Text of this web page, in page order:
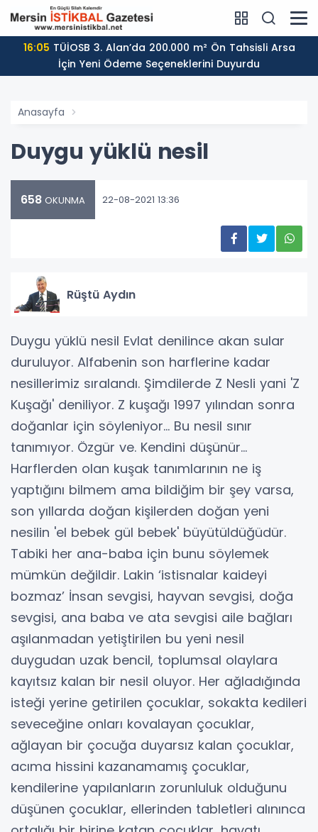
16:05
İçin Yeni Ödeme Seçeneklerini Duyurdu
Anasayfa
Duygu yüklü nesil
658 OKUNMA 22-08-2021 13:36
Rüştü Aydın
Duygu yüklü nesil Evlat denilince akan sular
duruluyor. Alfabenin son harflerine kadar
nesillerimiz sıralandı. Şimdilerde Z Nesli yani 'Z
Kuşağı' deniliyor. Z kuşağı 1997 yılından sonra
doğanlar için söyleniyor… Bu nesil sınır
tanımıyor. Özgür ve. Kendini düşünür…
Harflerden olan kuşak tanımlarının ne iş
yaptığını bilmem ama bildiğim bir şey varsa,
son yıllarda doğan kişilerden doğan yeni
nesilin 'el bebek gül bebek' büyütüldüğüdür.
Tabiki her ana-baba için bunu söylemek
mümkün değildir. Lakin ‘istisnalar kaideyi
bozmaz’ İnsan sevgisi, hayvan sevgisi, doğa
sevgisi, ana baba ve ata sevgisi aile bağları
aşılanmadan yetiştirilen bu yeni nesil
duygudan uzak bencil, toplumsal olaylara
kayıtsız kalan bir nesil oluyor. Her ağladığında
isteği yerine getirilen çocuklar, sokakta kedileri
seveceğine onları kovalayan çocuklar,
ağlayan bir çocuğa duyarsız kalan çocuklar,
acıma hissini kazanamamış çocuklar,
kendilerine yapılanların zorunluluk olduğunu
düşünen çocuklar, ellerinden tabletleri alınınca